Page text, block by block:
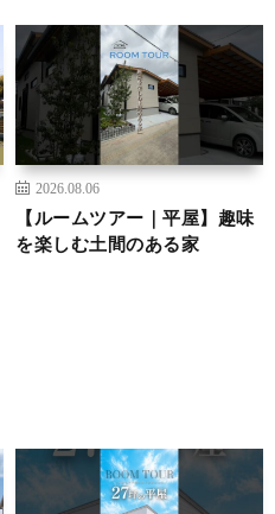
2026.08.06
【ルームツアー｜平屋】趣味
を楽しむ土間のある家